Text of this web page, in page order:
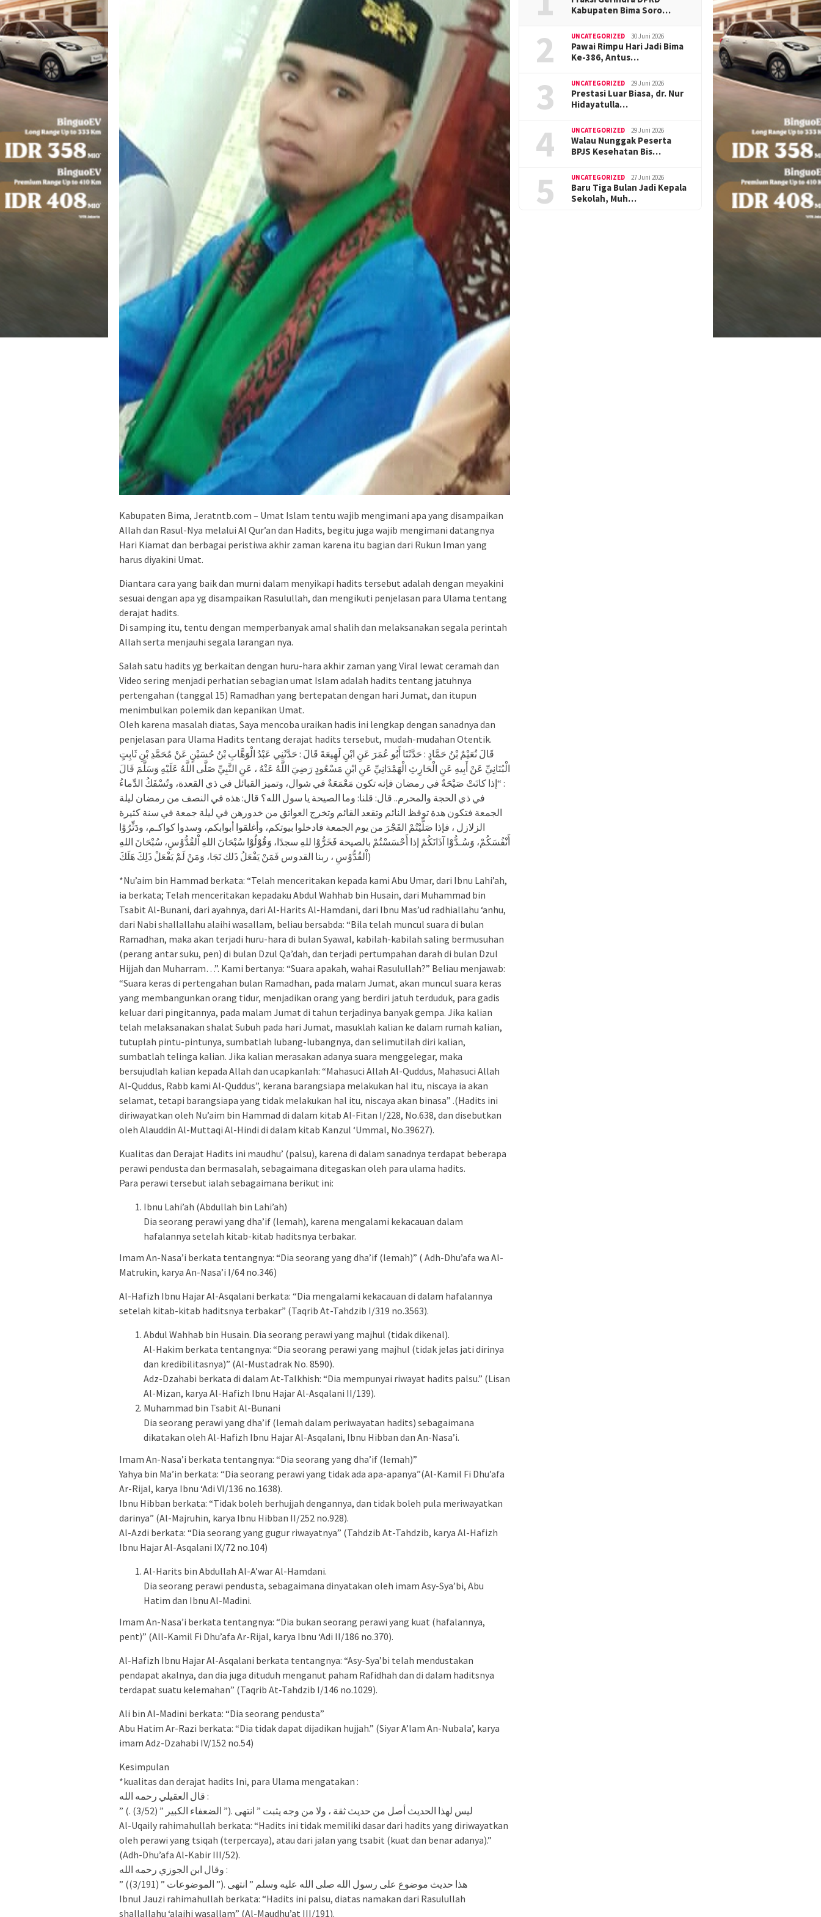
Kabupaten Bima, Jeratntb.com – Umat Islam tentu wajib mengimani apa yang disampaikan
Allah dan Rasul-Nya melalui Al Qur’an dan Hadits, begitu juga wajib mengimani datangnya
Hari Kiamat dan berbagai peristiwa akhir zaman karena itu bagian dari Rukun Iman yang
harus diyakini Umat.
Diantara cara yang baik dan murni dalam menyikapi hadits tersebut adalah dengan meyakini
sesuai dengan apa yg disampaikan Rasulullah, dan mengikuti penjelasan para Ulama tentang
derajat hadits.
Di samping itu, tentu dengan memperbanyak amal shalih dan melaksanakan segala perintah
Allah serta menjauhi segala larangan nya.
Salah satu hadits yg berkaitan dengan huru-hara akhir zaman yang Viral lewat ceramah dan
Video sering menjadi perhatian sebagian umat Islam adalah hadits tentang jatuhnya
pertengahan (tanggal 15) Ramadhan yang bertepatan dengan hari Jumat, dan itupun
menimbulkan polemik dan kepanikan Umat.
Oleh karena masalah diatas, Saya mencoba uraikan hadis ini lengkap dengan sanadnya dan
penjelasan para Ulama Hadits tentang derajat hadits tersebut, mudah-mudahan Otentik.
قَالَ نُعَيْمٌ بْنُ حَمَّادٍ : حَدَّثَنَا أَبُو عُمَرَ عَنِ ابْنِ لَهِيعَةَ قَالَ : حَدَّثَنِي عَبْدُ الْوَهَّابِ بْنُ حُسَيْنٍ عَنْ مُحَمَّدِ بْنِ ثَابِتٍ
الْبُنَانِيِّ عَنْ أَبِيهِ عَنِ الْحَارِثِ الْهَمْدَانِيِّ عَنِ ابْنِ مَسْعُودٍ رَضِيَ اللَّهُ عَنْهُ ، عَنِ النَّبِيِّ صَلَّى اللَّهُ عَلَيْهِ وَسَلَّمَ قَالَ
: “إذا كانَتْ صَيْحَةٌ في رمضان فإنه تكون مَعْمَعَةٌ في شوال، وتميز القبائل في ذي القعدة، وتُسْفَكُ الدِّماءُ
في ذي الحجة والمحرم.. قال: قلنا: وما الصيحة يا سول الله؟ قال: هذه في النصف من رمضان ليلة
الجمعة فتكون هدة توقظ النائم وتقعد القائم وتخرج العواتق من خدورهن في ليلة جمعة في سنة كثيرة
الزلازل ، فإذا صَلَّيْتُمْ الفَجْرَ من يوم الجمعة فادخلوا بيوتكم، وأغلقوا أبوابكم، وسدوا كواكـم، ودَثِّرُوْا
أَنْفُسَكُمْ، وَسُـدُّوْا آذَانَكُمْ إذا أَحْسَسْتُمْ بالصيحة فَخَرُّوْا للهِ سجدًا، وَقُوْلُوْا سُبْحَانَ اللهِ اْلقُدُّوْسِ، سُبْحَانَ اللهِ
اْلقُدُّوْسِ ، ربنا القدوس فَمَنْ يَفْعَلُ ذَلك نَجَا، وَمَنْ لَمْ يَفْعَلْ ذَلِكَ هَلَكَ)
*Nu’aim bin Hammad berkata: “Telah menceritakan kepada kami Abu Umar, dari Ibnu Lahi’ah,
ia berkata; Telah menceritakan kepadaku Abdul Wahhab bin Husain, dari Muhammad bin
Tsabit Al-Bunani, dari ayahnya, dari Al-Harits Al-Hamdani, dari Ibnu Mas’ud radhiallahu ‘anhu,
dari Nabi shallallahu alaihi wasallam, beliau bersabda: “Bila telah muncul suara di bulan
Ramadhan, maka akan terjadi huru-hara di bulan Syawal, kabilah-kabilah saling bermusuhan
(perang antar suku, pen) di bulan Dzul Qa’dah, dan terjadi pertumpahan darah di bulan Dzul
Hijjah dan Muharram…”. Kami bertanya: “Suara apakah, wahai Rasulullah?” Beliau menjawab:
“Suara keras di pertengahan bulan Ramadhan, pada malam Jumat, akan muncul suara keras
yang membangunkan orang tidur, menjadikan orang yang berdiri jatuh terduduk, para gadis
keluar dari pingitannya, pada malam Jumat di tahun terjadinya banyak gempa. Jika kalian
telah melaksanakan shalat Subuh pada hari Jumat, masuklah kalian ke dalam rumah kalian,
tutuplah pintu-pintunya, sumbatlah lubang-lubangnya, dan selimutilah diri kalian,
sumbatlah telinga kalian. Jika kalian merasakan adanya suara menggelegar, maka
bersujudlah kalian kepada Allah dan ucapkanlah: “Mahasuci Allah Al-Quddus, Mahasuci Allah
Al-Quddus, Rabb kami Al-Quddus”, kerana barangsiapa melakukan hal itu, niscaya ia akan
selamat, tetapi barangsiapa yang tidak melakukan hal itu, niscaya akan binasa” .(Hadits ini
diriwayatkan oleh Nu’aim bin Hammad di dalam kitab Al-Fitan I/228, No.638, dan disebutkan
oleh Alauddin Al-Muttaqi Al-Hindi di dalam kitab Kanzul ‘Ummal, No.39627).
Kualitas dan Derajat Hadits ini maudhu’ (palsu), karena di dalam sanadnya terdapat beberapa
perawi pendusta dan bermasalah, sebagaimana ditegaskan oleh para ulama hadits.
Para perawi tersebut ialah sebagaimana berikut ini:
Ibnu Lahi’ah (Abdullah bin Lahi’ah)
Dia seorang perawi yang dha’if (lemah), karena mengalami kekacauan dalam
hafalannya setelah kitab-kitab haditsnya terbakar.
Imam An-Nasa’i berkata tentangnya: “Dia seorang yang dha’if (lemah)” ( Adh-Dhu’afa wa Al-
Matrukin, karya An-Nasa’i I/64 no.346)
Al-Hafizh Ibnu Hajar Al-Asqalani berkata: “Dia mengalami kekacauan di dalam hafalannya
setelah kitab-kitab haditsnya terbakar” (Taqrib At-Tahdzib I/319 no.3563).
Abdul Wahhab bin Husain. Dia seorang perawi yang majhul (tidak dikenal).
Al-Hakim berkata tentangnya: “Dia seorang perawi yang majhul (tidak jelas jati dirinya
dan kredibilitasnya)” (Al-Mustadrak No. 8590).
Adz-Dzahabi berkata di dalam At-Talkhish: “Dia mempunyai riwayat hadits palsu.” (Lisan
Al-Mizan, karya Al-Hafizh Ibnu Hajar Al-Asqalani II/139).
Muhammad bin Tsabit Al-Bunani
Dia seorang perawi yang dha’if (lemah dalam periwayatan hadits) sebagaimana
dikatakan oleh Al-Hafizh Ibnu Hajar Al-Asqalani, Ibnu Hibban dan An-Nasa’i.
Imam An-Nasa’i berkata tentangnya: “Dia seorang yang dha’if (lemah)”
Yahya bin Ma’in berkata: “Dia seorang perawi yang tidak ada apa-apanya”(Al-Kamil Fi Dhu’afa
Ar-Rijal, karya Ibnu ‘Adi VI/136 no.1638).
Ibnu Hibban berkata: “Tidak boleh berhujjah dengannya, dan tidak boleh pula meriwayatkan
darinya” (Al-Majruhin, karya Ibnu Hibban II/252 no.928).
Al-Azdi berkata: “Dia seorang yang gugur riwayatnya” (Tahdzib At-Tahdzib, karya Al-Hafizh
Ibnu Hajar Al-Asqalani IX/72 no.104)
Al-Harits bin Abdullah Al-A’war Al-Hamdani.
Dia seorang perawi pendusta, sebagaimana dinyatakan oleh imam Asy-Sya’bi, Abu
Hatim dan Ibnu Al-Madini.
Imam An-Nasa’i berkata tentangnya: “Dia bukan seorang perawi yang kuat (hafalannya,
pent)” (All-Kamil Fi Dhu’afa Ar-Rijal, karya Ibnu ‘Adi II/186 no.370).
Al-Hafizh Ibnu Hajar Al-Asqalani berkata tentangnya: “Asy-Sya’bi telah mendustakan
pendapat akalnya, dan dia juga dituduh menganut paham Rafidhah dan di dalam haditsnya
terdapat suatu kelemahan” (Taqrib At-Tahdzib I/146 no.1029).
Ali bin Al-Madini berkata: “Dia seorang pendusta”
Abu Hatim Ar-Razi berkata: “Dia tidak dapat dijadikan hujjah.” (Siyar A’lam An-Nubala’, karya
imam Adz-Dzahabi IV/152 no.54)
Kesimpulan
*kualitas dan derajat hadits Ini, para Ulama mengatakan :
قال العقيلي رحمه الله :
” ليس لهذا الحديث أصل من حديث ثقة ، ولا من وجه يثبت ” انتهى .(” الضعفاء الكبير ” (3/52) .)
Al-Uqaily rahimahullah berkata: “Hadits ini tidak memiliki dasar dari hadits yang diriwayatkan
oleh perawi yang tsiqah (terpercaya), atau dari jalan yang tsabit (kuat dan benar adanya).”
(Adh-Dhu’afa Al-Kabir III/52).
وقال ابن الجوزي رحمه الله :
” هذا حديث موضوع على رسول الله صلى الله عليه وسلم ” انتهى .(” الموضوعات ” (3/191))
Ibnul Jauzi rahimahullah berkata: “Hadits ini palsu, diatas namakan dari Rasulullah
shallallahu ‘alaihi wasallam” (Al-Maudhu’at III/191).
Kabupaten Bima Soro…
2 UNCATEGORIZED 30 Juni 2026
Pawai Rimpu Hari Jadi Bima
Ke-386, Antus…
3 UNCATEGORIZED 29 Juni 2026
Prestasi Luar Biasa, dr. Nur
Hidayatulla…
4 UNCATEGORIZED 29 Juni 2026
Walau Nunggak Peserta
BPJS Kesehatan Bis…
5 UNCATEGORIZED 27 Juni 2026
Baru Tiga Bulan Jadi Kepala
Sekolah, Muh…